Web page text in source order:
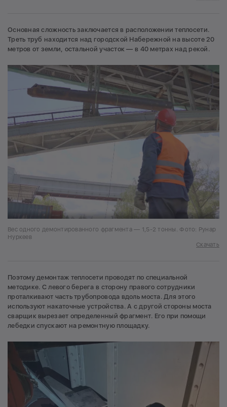
Основная сложность заключается в расположении теплосети.
Треть труб находится над городской Набережной на высоте 20
метров от земли, остальной участок — в 40 метрах над рекой.
Вес одного демонтированного фрагмента — 1,5-2 тонны. Фото: Рунар
Нуркеев
Скачать
Поэтому демонтаж теплосети проводят по специальной
методике. С левого берега в сторону правого сотрудники
проталкивают часть трубопровода вдоль моста. Для этого
используют накаточные устройства. А с другой стороны моста
сварщик вырезает определенный фрагмент. Его при помощи
лебедки спускают на ремонтную площадку.